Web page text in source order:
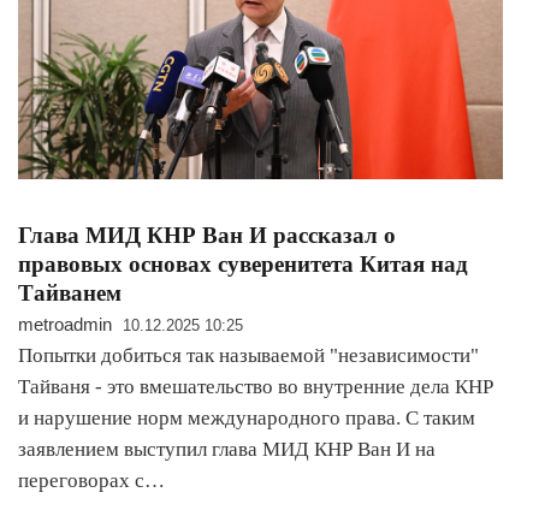
Глава МИД КНР Ван И рассказал о
правовых основах суверенитета Китая над
Тайванем
metroadmin 10.12.2025 10:25
Попытки добиться так называемой "независимости"
Тайваня - это вмешательство во внутренние дела КНР
и нарушение норм международного права. С таким
заявлением выступил глава МИД КНР Ван И на
переговорах с…